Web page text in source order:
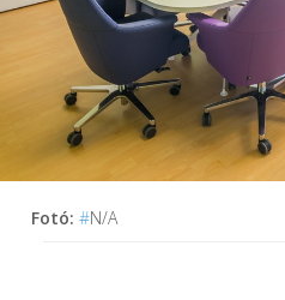
Fotó:#N/A